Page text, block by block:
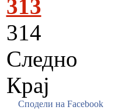
313
314
Следно
Крај
Сподели на Facebook